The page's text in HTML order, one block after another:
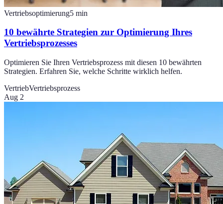
Vertriebsoptimierung5 min
10 bewährte Strategien zur Optimierung Ihres
Vertriebsprozesses
Optimieren Sie Ihren Vertriebsprozess mit diesen 10 bewährten
Strategien. Erfahren Sie, welche Schritte wirklich helfen.
VertriebVertriebsprozess
Aug 2